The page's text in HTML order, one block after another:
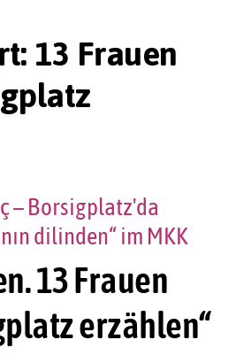
13 Frauen
13 Frauen
erzählen“
– Borsigplatz'da
dilinden“ im MKK